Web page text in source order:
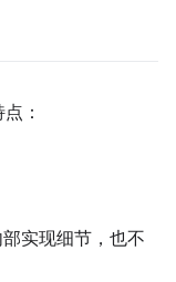
：
实现细节，也不